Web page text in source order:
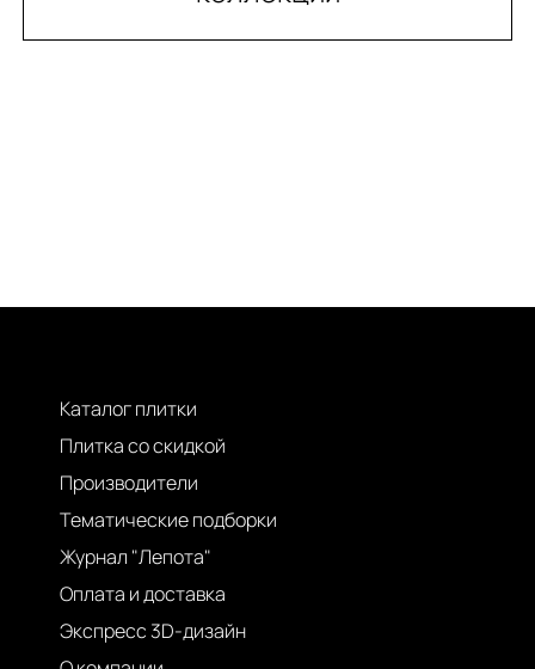
Каталог плитки
Плитка со скидкой
Производители
Тематические подборки
Журнал "Лепота"
Оплата и доставка
Экспресс 3D-дизайн